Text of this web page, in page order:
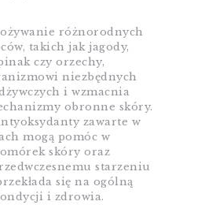
różnorodnych
takich jak jagody,
czy orzechy,
niezbędnych
i wzmacnia
obronne skóry.
zawarte w
mogą pomóc w
skóry oraz
starzeniu
się na ogólną
i zdrowia.